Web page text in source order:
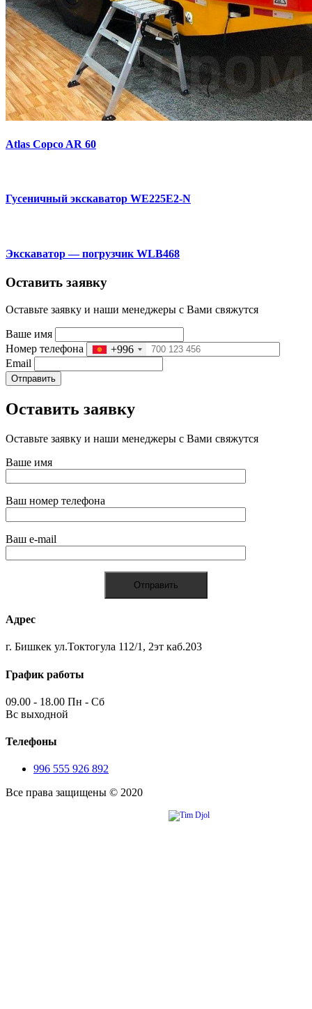
Atlas Copco AR 60
Гусеничный экскаватор WE225Е2-N
Экскаватор — погрузчик WLB468
Оставить заявку
Оставьте заявку и наши менеджеры с Вами свяжутся
Ваше имя
Номер телефона
+996
Email
Отправить
Оставить заявку
Оставьте заявку и наши менеджеры с Вами свяжутся
Ваше имя
Ваш номер телефона
Ваш e-mail
Адрес
г. Бишкек ул.Токтогула 112/1, 2эт каб.203
График работы
09.00 - 18.00 Пн - Сб
Вс выходной
Телефоны
996 555 926 892
Все права защищены © 2020